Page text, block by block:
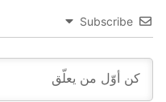
Subscribe